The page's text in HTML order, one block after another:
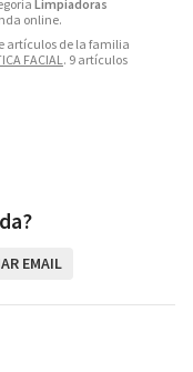
Limpiadoras
online.
artículos de la familia
FACIAL. 9 artículos
EMAIL